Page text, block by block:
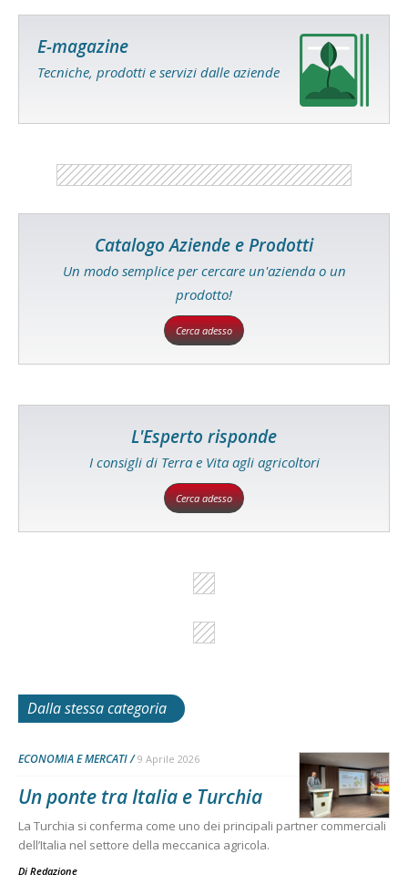
E-magazine
Tecniche, prodotti e servizi dalle aziende
Catalogo Aziende e Prodotti
Un modo semplice per cercare un'azienda o un
prodotto!
Cerca adesso
L'Esperto risponde
I consigli di Terra e Vita agli agricoltori
Cerca adesso
Dalla stessa categoria
ECONOMIA E MERCATI 9 Aprile 2026
Un ponte tra Italia e Turchia
La Turchia si conferma come uno dei principali partner commerciali
dell’Italia nel settore della meccanica agricola.
Di Redazione